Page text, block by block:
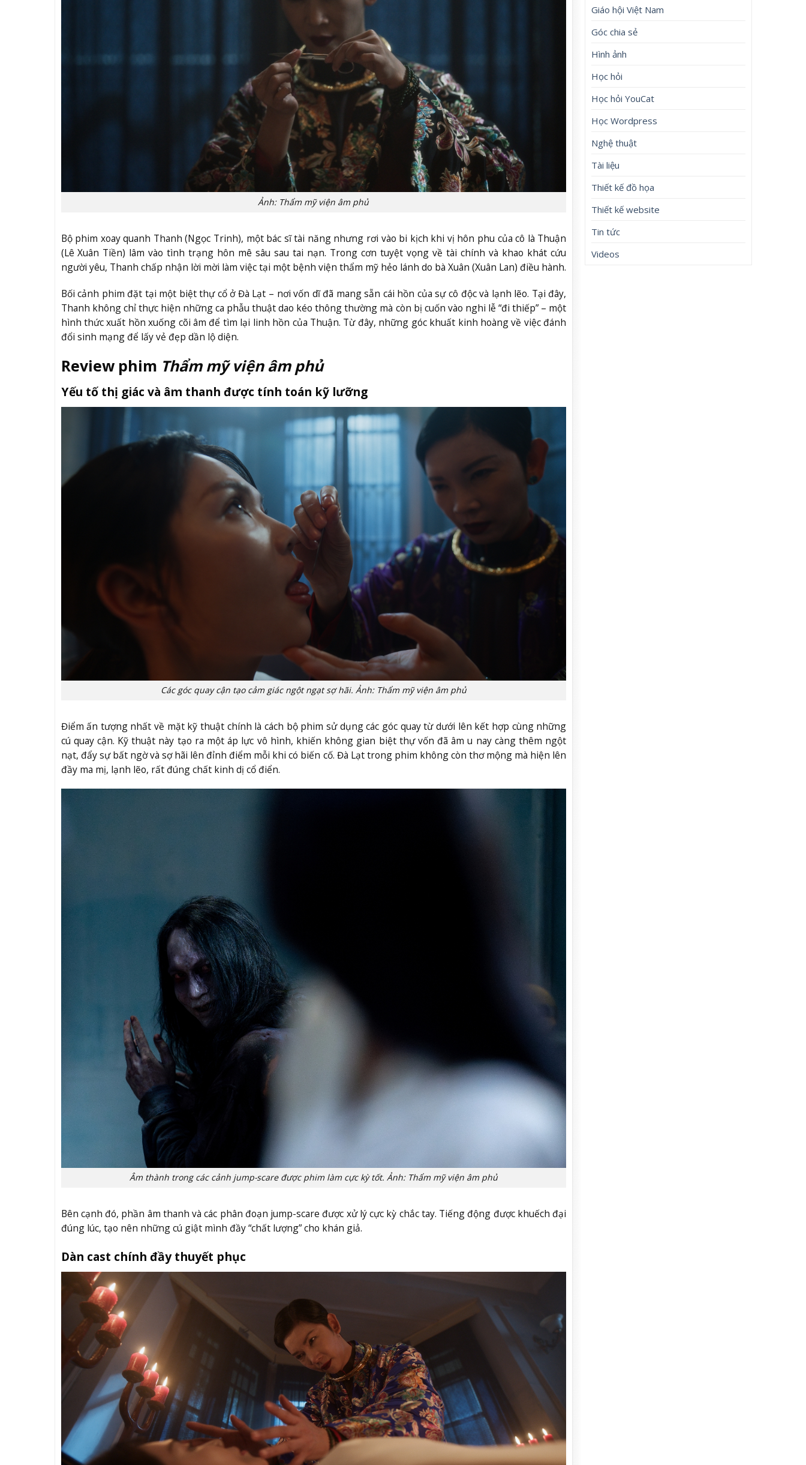
Ảnh: Thẩm mỹ viện âm phủ
Bộ phim xoay quanh Thanh (Ngọc Trinh), một bác sĩ tài năng nhưng rơi vào bi kịch khi vị hôn phu của cô là Thuận
(Lê Xuân Tiền) lâm vào tình trạng hôn mê sâu sau tai nạn. Trong cơn tuyệt vọng về tài chính và khao khát cứu
người yêu, Thanh chấp nhận lời mời làm việc tại một bệnh viện thẩm mỹ hẻo lánh do bà Xuân (Xuân Lan) điều hành.
Bối cảnh phim đặt tại một biệt thự cổ ở Đà Lạt – nơi vốn dĩ đã mang sẵn cái hồn của sự cô độc và lạnh lẽo. Tại đây,
Thanh không chỉ thực hiện những ca phẫu thuật dao kéo thông thường mà còn bị cuốn vào nghi lễ “đi thiếp” – một
hình thức xuất hồn xuống cõi âm để tìm lại linh hồn của Thuận. Từ đây, những góc khuất kinh hoàng về việc đánh
đổi sinh mạng để lấy vẻ đẹp dần lộ diện.
Review phim Thẩm mỹ viện âm phủ
Yếu tố thị giác và âm thanh được tính toán kỹ lưỡng
Các góc quay cận tạo cảm giác ngột ngạt sợ hãi. Ảnh: Thẩm mỹ viện âm phủ
Điểm ấn tượng nhất về mặt kỹ thuật chính là cách bộ phim sử dụng các góc quay từ dưới lên kết hợp cùng những
cú quay cận. Kỹ thuật này tạo ra một áp lực vô hình, khiến không gian biệt thự vốn đã âm u nay càng thêm ngột
nạt, đẩy sự bất ngờ và sợ hãi lên đỉnh điểm mỗi khi có biến cố. Đà Lạt trong phim không còn thơ mộng mà hiện lên
đầy ma mị, lạnh lẽo, rất đúng chất kinh dị cổ điển.
Âm thành trong các cảnh jump-scare được phim làm cực kỳ tốt. Ảnh: Thẩm mỹ viện âm phủ
Bên cạnh đó, phần âm thanh và các phân đoạn jump-scare được xử lý cực kỳ chắc tay. Tiếng động được khuếch đại
đúng lúc, tạo nên những cú giật mình đầy “chất lượng” cho khán giả.
Dàn cast chính đầy thuyết phục
Giáo hội Việt Nam
Góc chia sẻ
Hình ảnh
Học hỏi
Học hỏi YouCat
Học Wordpress
Nghệ thuật
Tài liệu
Thiết kế đồ họa
Thiết kế website
Tin tức
Videos